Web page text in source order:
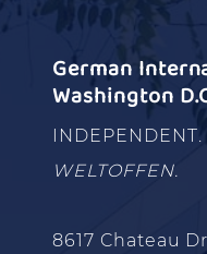
German
Washington
INDEPENDENT.
WELTOFFEN.
8617 Chateau